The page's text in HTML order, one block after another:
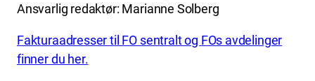
Ansvarlig redaktør: Marianne Solberg
Fakturaadresser til FO sentralt og FOs avdelinger
finner du her.